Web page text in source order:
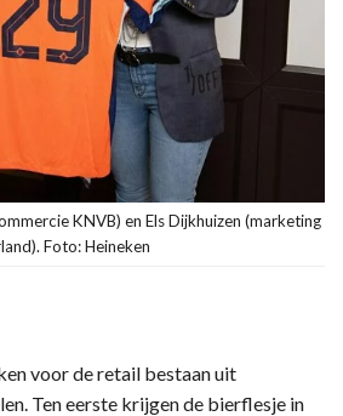
KNVB) en Els Dijkhuizen (marketing
Foto: Heineken
voor de retail bestaan uit
Ten eerste krijgen de bierflesje in